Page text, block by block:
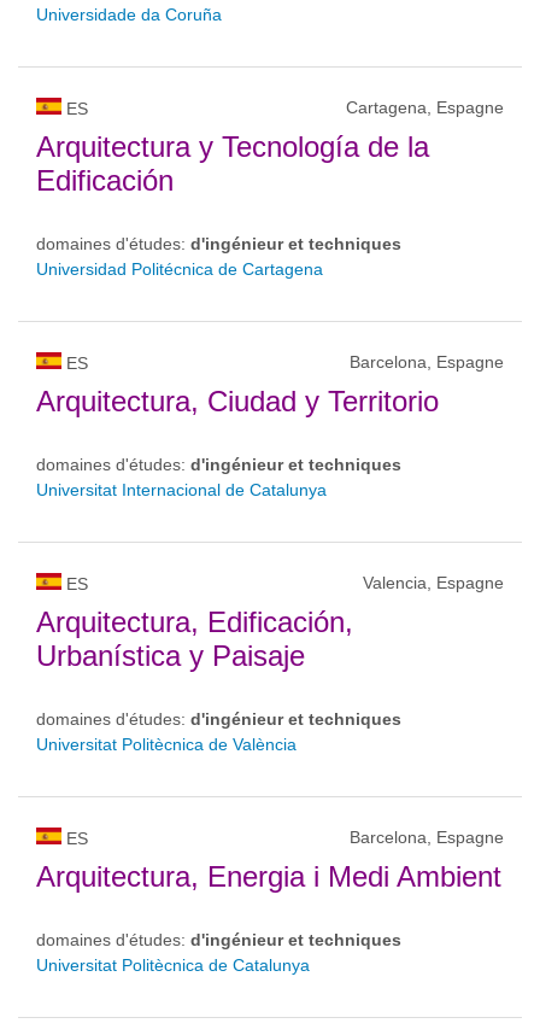
Universidade da Coruña
ES Cartagena, Espagne
Arquitectura y Tecnología de la
Edificación
domaines d'études: d'ingénieur et techniques
Universidad Politécnica de Cartagena
ES Barcelona, Espagne
Arquitectura, Ciudad y Territorio
domaines d'études: d'ingénieur et techniques
Universitat Internacional de Catalunya
ES Valencia, Espagne
Arquitectura, Edificación,
Urbanística y Paisaje
domaines d'études: d'ingénieur et techniques
Universitat Politècnica de València
ES Barcelona, Espagne
Arquitectura, Energia i Medi Ambient
domaines d'études: d'ingénieur et techniques
Universitat Politècnica de Catalunya